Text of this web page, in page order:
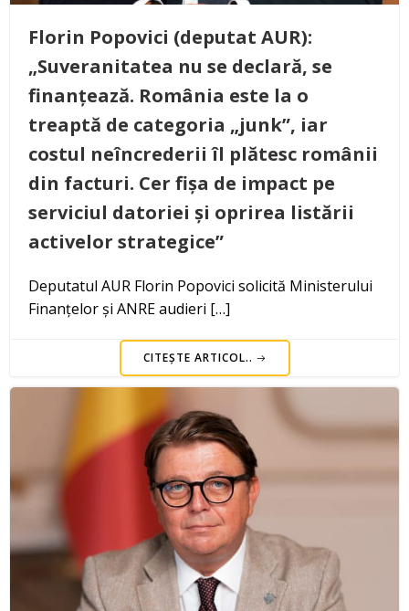
Florin Popovici (deputat AUR):
„Suveranitatea nu se declară, se
finanțează. România este la o
treaptă de categoria „junk”, iar
costul neîncrederii îl plătesc românii
din facturi. Cer fișa de impact pe
serviciul datoriei și oprirea listării
activelor strategice”
Deputatul AUR Florin Popovici solicită Ministerului
Finanțelor și ANRE audieri […]
CITEȘTE ARTICOL..